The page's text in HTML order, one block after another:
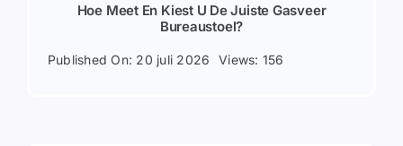
Hoe Meet En Kiest U De Juiste Gasveer
Bureaustoel?
Published On: 20 juli 2026 Views: 156